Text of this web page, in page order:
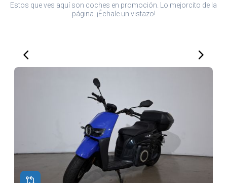
Estos que ves aquí son coches en promoción. Lo mejorcito de la
página. ¡Échale un vistazo!